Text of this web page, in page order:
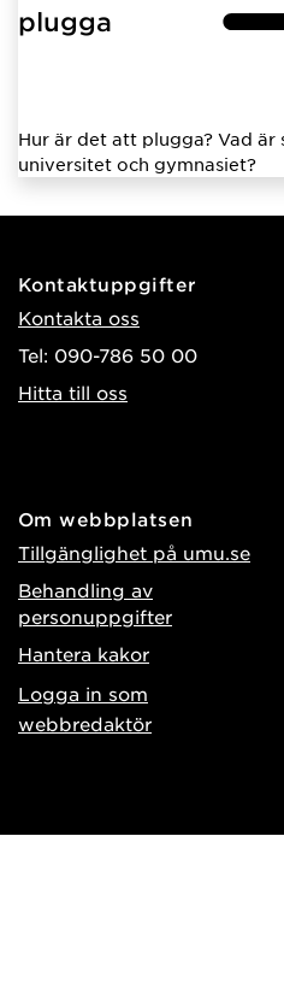
plugga
Hur är det att plugga? Vad är
universitet och gymnasiet?
Kontaktuppgifter
Kontakta oss
Tel: 090-786 50 00
Hitta till oss
Om webbplatsen
Tillgänglighet på umu.se
Behandling av
personuppgifter
Hantera kakor
Logga in som
webbredaktör